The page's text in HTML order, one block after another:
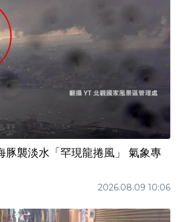
豚襲淡水「罕現龍捲風」 氣象專
2026.08.09 10:06